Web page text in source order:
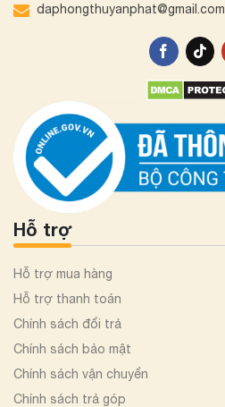
daphongthuyanphat@gmail.com
Hỗ trợ
Hỗ trợ mua hàng
Hỗ trợ thanh toán
Chính sách đổi trả
Chính sách bảo mật
Chính sách vận chuyển
Chính sách trả góp